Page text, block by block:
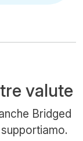
valute
Bridged